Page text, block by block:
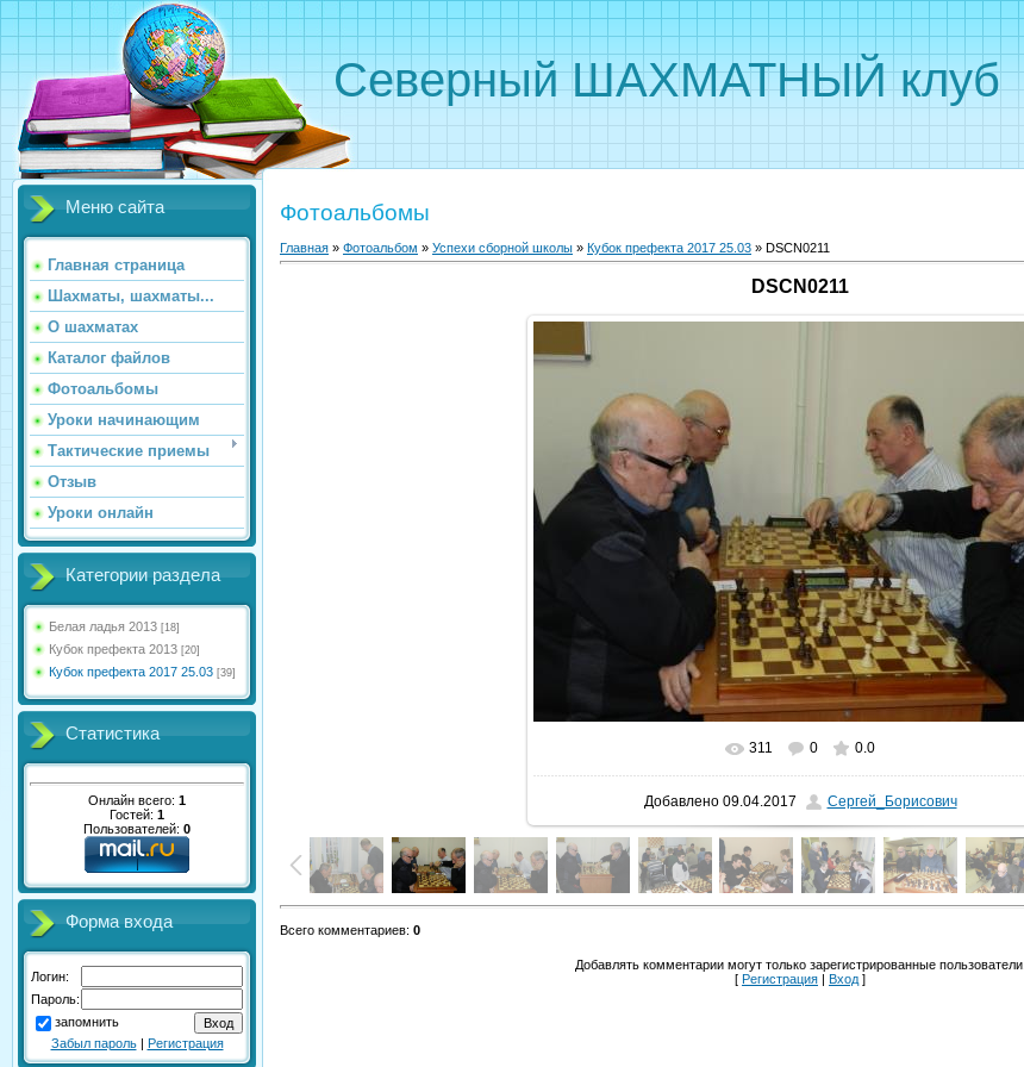
Северный ШАХМАТНЫЙ клуб
Меню сайта
Главная страница
Шахматы, шахматы...
О шахматах
Каталог файлов
Фотоальбомы
Уроки начинающим
Тактические приемы
Отзыв
Уроки онлайн
Категории раздела
Белая ладья 2013 [18]
Кубок префекта 2013 [20]
Кубок префекта 2017 25.03 [39]
Статистика
Онлайн всего: 1
Гостей: 1
Пользователей: 0
Форма входа
Логин:
Пароль:
запомнить
Забыл пароль| Регистрация
Фотоальбомы
Главная » Фотоальбом » Успехи сборной школы » Кубок префекта 2017 25.03 » DSCN0211
DSCN0211
311 0 0.0
Добавлено09.04.2017 Сергей_Борисович
Всего комментариев: 0
Добавлять комментарии могут только зарегистрированные пользователи.
[ Регистрация | Вход ]